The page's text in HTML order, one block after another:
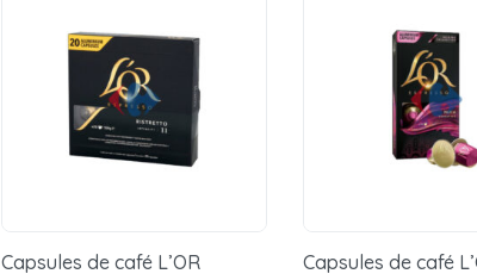
Capsules de café L’OR
Capsules de café